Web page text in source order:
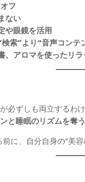
フ
ない
や眼鏡を活用
索”より“音声コンテ
、アロマを使ったリ
必ずしも両立するわ
と睡眠のリズムを奪
に、自分自身の“美